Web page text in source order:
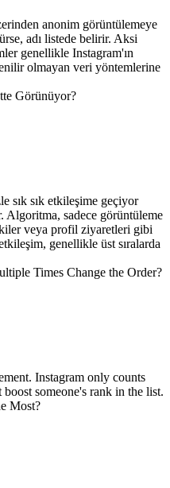
anonim görüntülemeye
adı listede belirir. Aksi
genellikle Instagram'ın
olmayan veri yöntemlerine
Görünüyor?
sık sık etkileşime geçiyor
Algoritma, sadece görüntüleme
veya profil ziyaretleri gibi
genellikle üst sıralarda
Times Change the Order?
Instagram only counts
someone's rank in the list.
Most?